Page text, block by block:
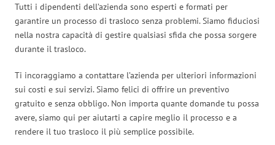
Tutti i dipendenti dell’azienda sono esperti e formati per
garantire un processo di trasloco senza problemi. Siamo fiduciosi
nella nostra capacità di gestire qualsiasi sfida che possa sorgere
durante il trasloco.
Ti incoraggiamo a contattare l’azienda per ulteriori informazioni
sui costi e sui servizi. Siamo felici di offrire un preventivo
gratuito e senza obbligo. Non importa quante domande tu possa
avere, siamo qui per aiutarti a capire meglio il processo e a
rendere il tuo trasloco il più semplice possibile.